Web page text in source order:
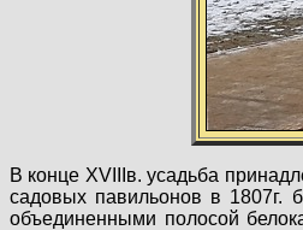
В конце XVIIIв. усадьба
садовых павильонов в 1807г.
объединенными полосой